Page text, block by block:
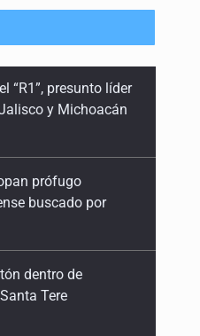
prófugo
buscado por
dentro de
Tere
la mira: La CEDHJ
implicación en